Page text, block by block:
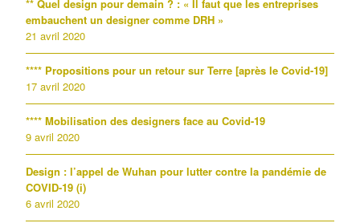
** Quel design pour demain ? : « Il faut que les entreprises
embauchent un designer comme DRH »
21 avril 2020
**** Propositions pour un retour sur Terre [après le Covid-19]
17 avril 2020
**** Mobilisation des designers face au Covid-19
9 avril 2020
Design : l’appel de Wuhan pour lutter contre la pandémie de
COVID-19 (i)
6 avril 2020